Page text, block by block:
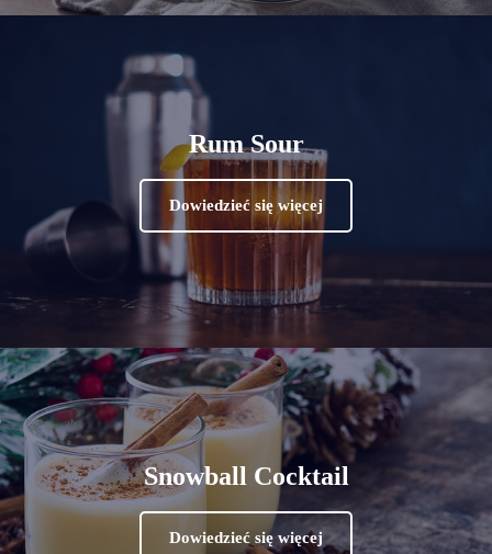
Rum Sour
Dowiedzieć się więcej
Snowball Cocktail
Dowiedzieć się więcej